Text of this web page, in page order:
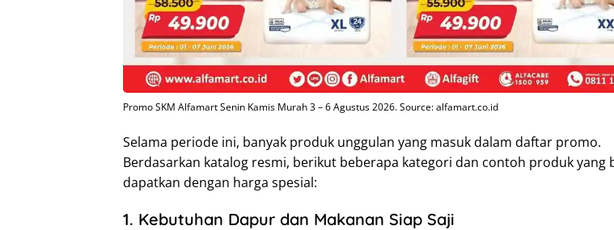
Promo SKM Alfamart Senin Kamis Murah 3 – 6 Agustus 2026. Source: alfamart.co.id
Selama periode ini, banyak produk unggulan yang masuk dalam daftar promo.
Berdasarkan katalog resmi, berikut beberapa kategori dan contoh produk yang
dapatkan dengan harga spesial:
1. Kebutuhan Dapur dan Makanan Siap Saji